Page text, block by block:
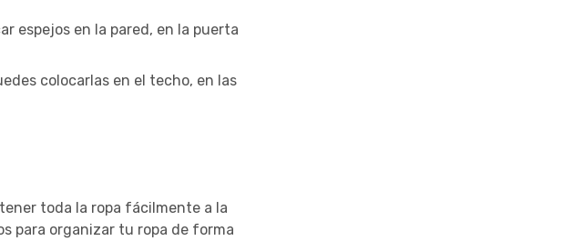
espejos en la pared, en la puerta
colocarlas en el techo, en las
toda la ropa fácilmente a la
para organizar tu ropa de forma